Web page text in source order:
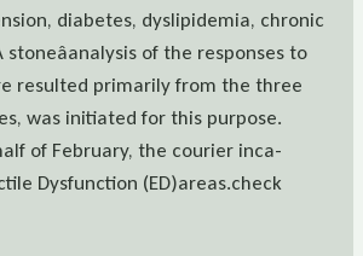
diabetes, dyslipidemia, chronic
stoneâanalysis of the responses to
resulted primarily from the three
was initiated for this purpose.
of February, the courier inca-
Dysfunction (ED)areas.check